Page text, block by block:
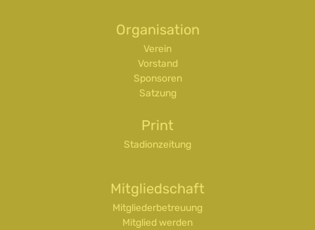
Organisation
Verein
Vorstand
Sponsoren
Satzung
Print
Stadionzeitung
Mitgliedschaft
Mitgliederbetreuung
Mitglied werden